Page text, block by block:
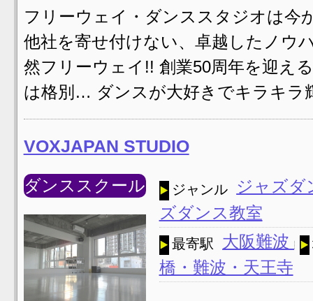
フリーウェイ・ダンススタジオは今
他社を寄せ付けない、卓越したノウ
然フリーウェイ!! 創業50周年を迎え
は格別… ダンスが大好きでキラキ
VOXJAPAN STUDIO
ダンススクール ジャンル
ジャズ
ズダンス教室
最寄駅 大阪難波
橋・難波・天王寺